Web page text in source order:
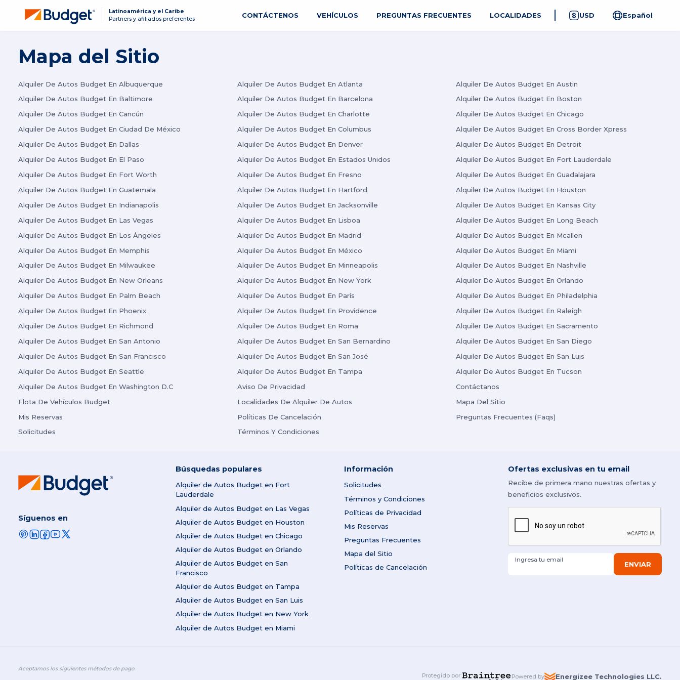
Latinoamérica y el Caribe
Partners y afiliados preferentes
CONTÁCTENOS VEHÍCULOS PREGUNTAS FRECUENTES LOCALIDADES USD Español
Mapa del Sitio
Alquiler De Autos Budget En Albuquerque Alquiler De Autos Budget En Atlanta
Alquiler De Autos Budget En Austin
Alquiler De Autos Budget En Baltimore
Alquiler De Autos Budget En Barcelona
Alquiler De Autos Budget En Boston
Alquiler De Autos Budget En Cancún
Alquiler De Autos Budget En Charlotte
Alquiler De Autos Budget En Chicago
Alquiler De Autos Budget En Ciudad De México
Alquiler De Autos Budget En Columbus
Alquiler De Autos Budget En Cross Border Xpress
Alquiler De Autos Budget En Dallas
Alquiler De Autos Budget En Denver
Alquiler De Autos Budget En Detroit
Alquiler De Autos Budget En El Paso
Alquiler De Autos Budget En Estados Unidos
Alquiler De Autos Budget En Fort Lauderdale
Alquiler De Autos Budget En Fort Worth
Alquiler De Autos Budget En Fresno
Alquiler De Autos Budget En Guadalajara
Alquiler De Autos Budget En Guatemala
Alquiler De Autos Budget En Hartford
Alquiler De Autos Budget En Houston
Alquiler De Autos Budget En Indianapolis
Alquiler De Autos Budget En Jacksonville
Alquiler De Autos Budget En Kansas City
Alquiler De Autos Budget En Las Vegas
Alquiler De Autos Budget En Lisboa
Alquiler De Autos Budget En Long Beach
Alquiler De Autos Budget En Los Ángeles
Alquiler De Autos Budget En Madrid
Alquiler De Autos Budget En Mcallen
Alquiler De Autos Budget En Memphis
Alquiler De Autos Budget En México
Alquiler De Autos Budget En Miami
Alquiler De Autos Budget En Milwaukee
Alquiler De Autos Budget En Minneapolis
Alquiler De Autos Budget En Nashville
Alquiler De Autos Budget En New Orleans
Alquiler De Autos Budget En New York
Alquiler De Autos Budget En Orlando
Alquiler De Autos Budget En Palm Beach
Alquiler De Autos Budget En París
Alquiler De Autos Budget En Philadelphia
Alquiler De Autos Budget En Phoenix
Alquiler De Autos Budget En Providence
Alquiler De Autos Budget En Raleigh
Alquiler De Autos Budget En Richmond
Alquiler De Autos Budget En Roma
Alquiler De Autos Budget En Sacramento
Alquiler De Autos Budget En San Antonio
Alquiler De Autos Budget En San Bernardino
Alquiler De Autos Budget En San Diego
Alquiler De Autos Budget En San Francisco
Alquiler De Autos Budget En San José
Alquiler De Autos Budget En San Luis
Alquiler De Autos Budget En Seattle
Alquiler De Autos Budget En Tampa
Alquiler De Autos Budget En Tucson
Alquiler De Autos Budget En Washington D.C
Aviso De Privacidad
Contáctanos
Flota De Vehículos Budget
Localidades De Alquiler De Autos
Mapa Del Sitio
Mis Reservas
Políticas De Cancelación
Preguntas Frecuentes (Faqs)
Solicitudes
Términos Y Condiciones
Síguenos en
Búsquedas populares
Alquiler de Autos Budget en Fort
Lauderdale
Alquiler de Autos Budget en Las Vegas
Alquiler de Autos Budget en Houston
Alquiler de Autos Budget en Chicago
Alquiler de Autos Budget en Orlando
Alquiler de Autos Budget en San
Francisco
Alquiler de Autos Budget en Tampa
Alquiler de Autos Budget en San Luis
Alquiler de Autos Budget en New York
Alquiler de Autos Budget en Miami
Información
Solicitudes
Términos y Condiciones
Políticas de Privacidad
Mis Reservas
Preguntas Frecuentes
Mapa del Sitio
Políticas de Cancelación
Ofertas exclusivas en tu email
Recibe de primera mano nuestras ofertas y
beneficios exclusivos.
Ingresa tu email
ENVIAR
Aceptamos los siguientes métodos de pago
Protegido por: Powered by Energizee Technologies LLC.